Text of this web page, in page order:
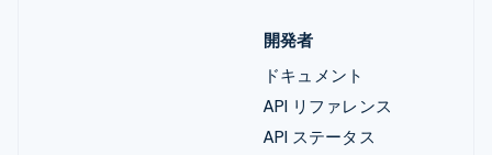
開発者
ドキュメント
API リファレンス
API ステータス